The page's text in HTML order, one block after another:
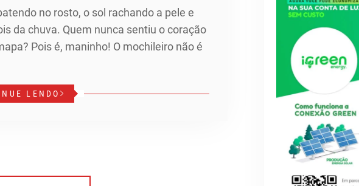
no rosto, o sol rachando a pele e
da chuva. Quem nunca sentiu o coração
Pois é, maninho! O mochileiro não é
LENDO